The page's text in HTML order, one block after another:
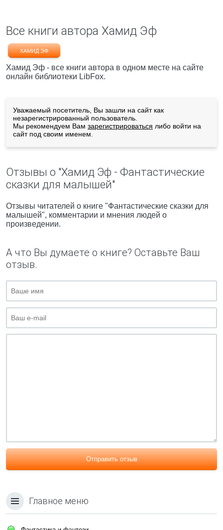
Все книги автора Хамид Эф
ХАМИД ЭФ
Хамид Эф - все книги автора в одном месте на сайте
онлайн библиотеки LibFox.
Уважаемый посетитель, Вы зашли на сайт как
незарегистрированный пользователь.
Мы рекомендуем Вам зарегистрироваться либо войти на
сайт под своим именем.
Отзывы о "Хамид Эф - Фантастические
сказки для малышей"
Отзывы читателей о книге "Фантастические сказки для
малышей", комментарии и мнения людей о
произведении.
А что Вы думаете о книге? Оставьте Ваш
отзыв.
Отправить отзыв
Главное меню